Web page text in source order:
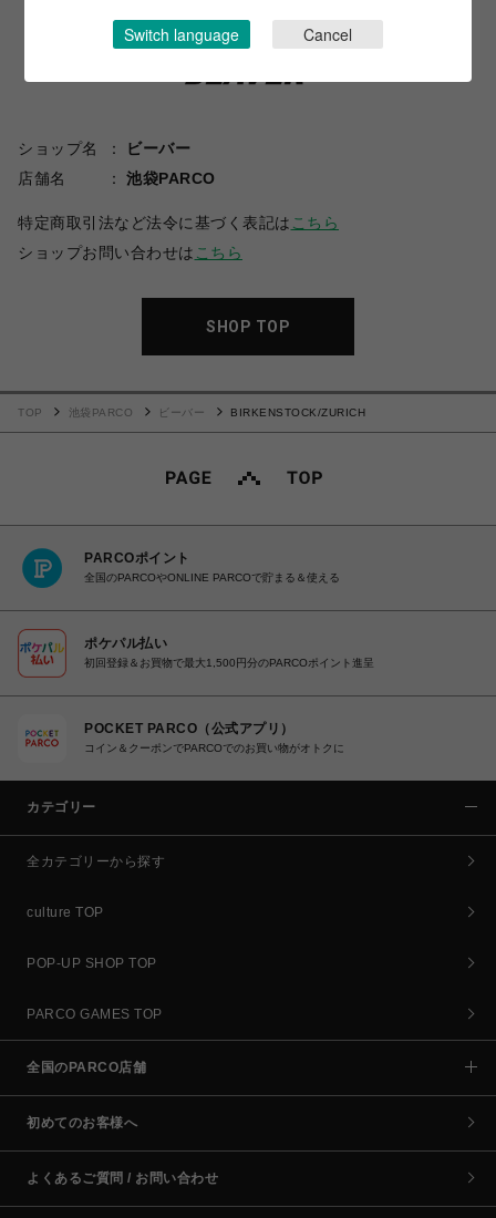
ショップ名
ビーバー
店舗名
池袋PARCO
特定商取引法など法令に基づく表記は こちら
ショップお問い合わせは こちら
SHOP TOP
TOP 池袋PARCO ビーバー BIRKENSTOCK/ZURICH
PARCOポイント
全国のPARCOやONLINE PARCOで貯まる＆使える
ポケパル払い
初回登録＆お買物で最大1,500円分のPARCOポイント進呈
POCKET PARCO（公式アプリ）
コイン＆クーポンでPARCOでのお買い物がオトクに
カテゴリー
全カテゴリーから探す
culture TOP
POP-UP SHOP TOP
PARCO GAMES TOP
全国のPARCO店舗
初めてのお客様へ
よくあるご質問 / お問い合わせ
Switch language Cancel